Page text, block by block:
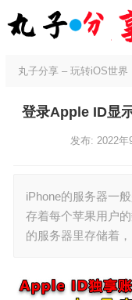
丸子分享 – 玩转iOS世界
登录Apple ID显
发布: 2022年
iPhone的服务器一
存着每个苹果用户
的服务器里存储着